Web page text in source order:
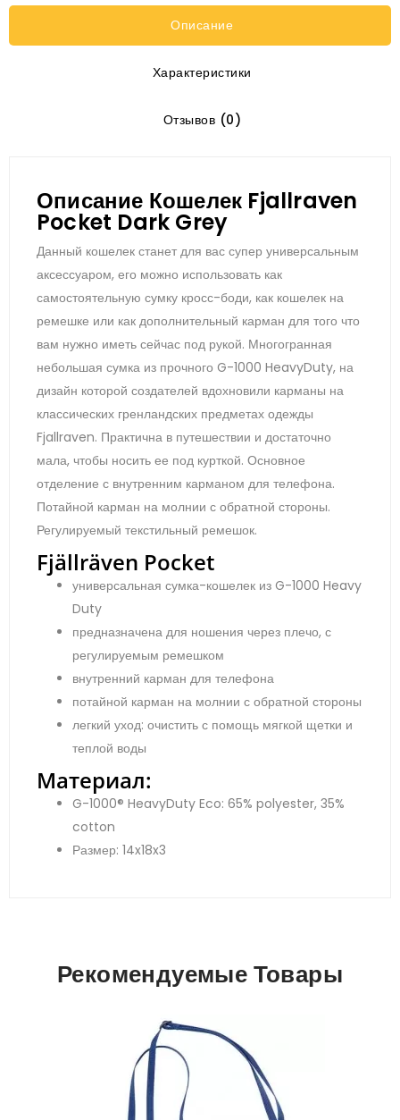
Описание
Характеристики
Отзывов (0)
Описание Кошелек Fjallraven
Pocket Dark Grey
Данный кошелек станет для вас супер универсальным
аксессуаром, его можно использовать как
самостоятельную сумку кросс-боди, как кошелек на
ремешке или как дополнительный карман для того что
вам нужно иметь сейчас под рукой. Многогранная
небольшая сумка из прочного G-1000 HeavyDuty, на
дизайн которой создателей вдохновили карманы на
классических гренландских предметах одежды
Fjallraven. Практична в путешествии и достаточно
мала, чтобы носить ее под курткой. Основное
отделение с внутренним карманом для телефона.
Потайной карман на молнии с обратной стороны.
Регулируемый текстильный ремешок.
Fjällräven Pocket
универсальная сумка-кошелек из G-1000 Heavy
Duty
предназначена для ношения через плечо, с
регулируемым ремешком
внутренний карман для телефона
потайной карман на молнии с обратной стороны
легкий уход: очистить с помощь мягкой щетки и
теплой воды
Материал:
G-1000® HeavyDuty Eco: 65% polyester, 35%
cotton
Размер: 14x18x3
Рекомендуемые Товары